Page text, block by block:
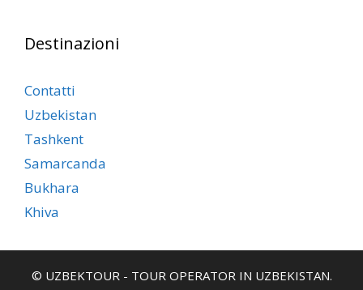
Destinazioni
Contatti
Uzbekistan
Tashkent
Samarcanda
Bukhara
Khiva
© UZBEKTOUR - TOUR OPERATOR IN UZBEKISTAN.